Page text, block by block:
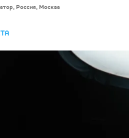
Россия, Москва